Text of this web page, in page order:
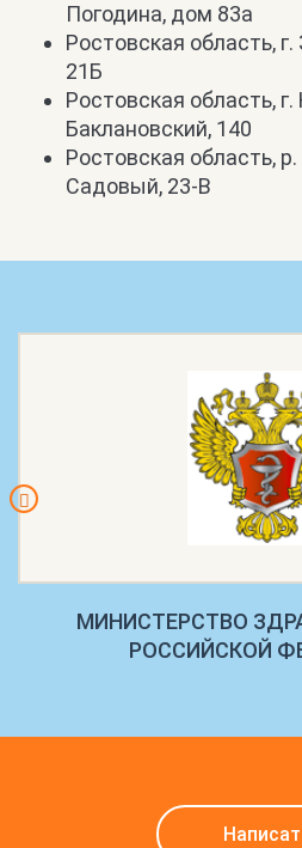
Погодина, дом 83а
Ростовская область,
21Б
Ростовская область,
Баклановский, 140
Ростовская область,
Садовый, 23-В
МИНИСТЕРСТВО
РОССИЙСКОЙ